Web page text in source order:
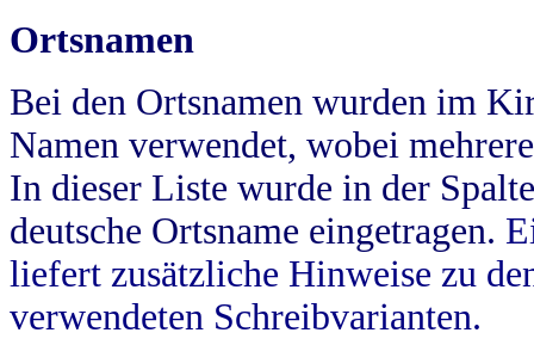
Ortsnamen
Bei den Ortsnamen wurden im
Namen verwendet, wobei
In dieser Liste wurde in der
deutsche Ortsname eingetragen.
liefert zusätzliche Hinweise zu
verwendeten Schreibvarianten.